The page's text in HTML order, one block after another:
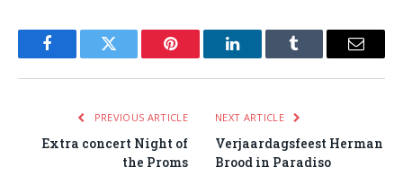
FacebookTwitter Pinterest LinkedInTumblr Email
PREVIOUS ARTICLE
Extra concert Night of
the Proms
NEXT ARTICLE
Verjaardagsfeest Herman
Brood in Paradiso